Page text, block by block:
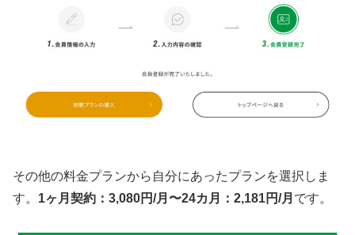
その他の料金プランから自分にあったプランを選択しま
す。 1ヶ月契約：3,080円/月〜24カ月：2,181円/月 です。